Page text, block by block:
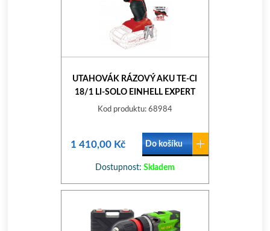
UTAHOVÁK RÁZOVÝ AKU TE-CI
18/1 LI-SOLO EINHELL EXPERT
PLUS
Kod produktu: 68984
1 410,00 Kč Do košíku
Dostupnost: Skladem